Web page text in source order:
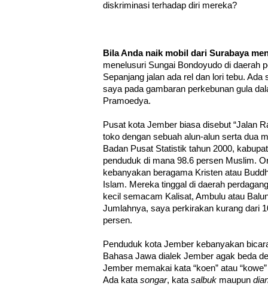
diskriminasi terhadap diri mereka?
Bila Anda naik mobil dari Surabaya
menelusuri Sungai Bondoyudo di daerah
Sepanjang jalan ada rel dan lori tebu.
saya pada gambaran perkebunan gula
Pramoedya.
Pusat kota Jember biasa disebut “Jalan
toko dengan sebuah alun-alun serta dua
Badan Pusat Statistik tahun 2000,
penduduk di mana 98.6 persen Muslim.
kebanyakan beragama Kristen atau
Islam. Mereka tinggal di daerah
kecil semacam Kalisat, Ambulu atau
Jumlahnya, saya perkirakan kurang dari
persen.
Penduduk kota Jember kebanyakan
Bahasa Jawa dialek Jember agak beda
Jember memakai kata “koen” atau
Ada kata songar, kata salbuk maupun